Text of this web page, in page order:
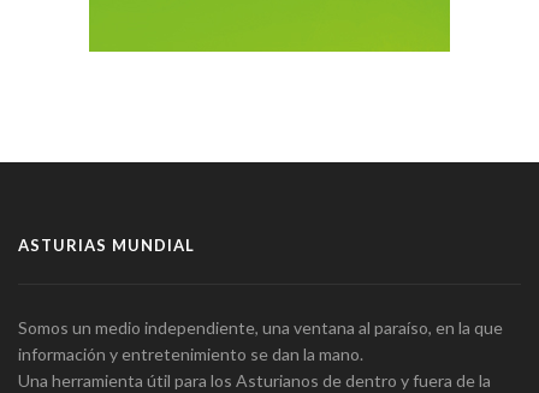
ASTURIAS MUNDIAL
Somos un medio independiente, una ventana al paraíso, en la que
información y entretenimiento se dan la mano.
Una herramienta útil para los Asturianos de dentro y fuera de la